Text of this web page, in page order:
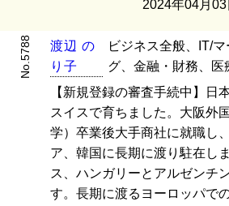
2024年04月
No.5788 渡辺 の
り 子
ビジネス全般、IT/
グ、金融・財務、医
【新規登録の審査手続中】日
スイスで育ちました。大阪外
学）卒業後大手商社に就職し
ア、韓国に長期に渡り駐在し
ス、ハンガリーとアルゼンチ
す。長期に渡るヨーロッパで